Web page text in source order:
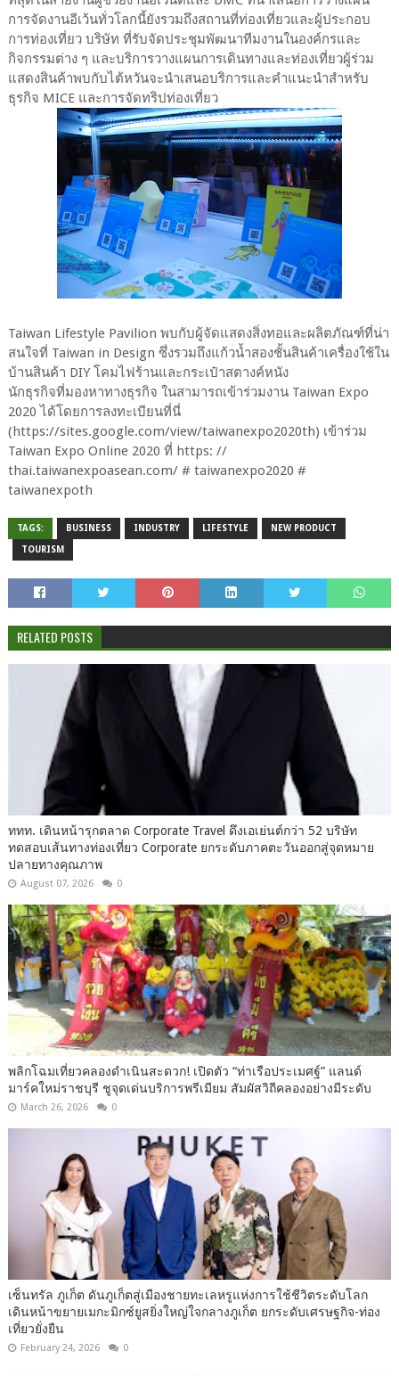
การจัดงานอีเว้นทั่วโลกนี้ยังรวมถึงสถานที่ท่องเที่ยวและผู้ประกอบ
การท่องเที่ยว บริษัท ที่รับจัดประชุมพัฒนาทีมงานในองค์กรและ
กิจกรรมต่าง ๆ และบริการวางแผนการเดินทางและท่องเที่ยวผู้ร่วม
แสดงสินค้าพบกับไต้หวันจะนำเสนอบริการและคำแนะนำสำหรับ
ธุรกิจ MICE และการจัดทริปท่องเที่ยว
Taiwan Lifestyle Pavilion พบกับผู้จัดแสดงสิ่งทอและผลิตภัณฑ์ที่น่า
สนใจที่ Taiwan in Design ซึ่งรวมถึงแก้วน้ำสองชั้นสินค้าเครื่องใช้ใน
บ้านสินค้า DIY โคมไฟร้านและกระเป๋าสตางค์หนัง
นักธุรกิจที่มองหาทางธุรกิจ ในสามารถเข้าร่วมงาน Taiwan Expo
2020 ได้โดยการลงทะเบียนที่นี่
(https://sites.google.com/view/taiwanexpo2020th) เข้าร่วม
Taiwan Expo Online 2020 ที่ https: //
thai.taiwanexpoasean.com/ # taiwanexpo2020 #
taiwanexpoth
TAGS: BUSINESS INDUSTRY LIFESTYLE NEW PRODUCT
TOURISM
RELATED POSTS
ททท. เดินหน้ารุกตลาด Corporate Travel ดึงเอเย่นต์กว่า 52 บริษัท
ทดสอบเส้นทางท่องเที่ยว Corporate ยกระดับภาคตะวันออกสู่จุดหมาย
ปลายทางคุณภาพ
August 07, 2026 0
พลิกโฉมเที่ยวคลองดำเนินสะดวก! เปิดตัว “ท่าเรือประเมศฐ์” แลนด์
มาร์คใหม่ราชบุรี ชูจุดเด่นบริการพรีเมียม สัมผัสวิถีคลองอย่างมีระดับ
March 26, 2026 0
เซ็นทรัล ภูเก็ต ดันภูเก็ตสู่เมืองชายทะเลหรูแห่งการใช้ชีวิตระดับโลก
เดินหน้าขยายเมกะมิกซ์ยูสยิ่งใหญ่ใจกลางภูเก็ต ยกระดับเศรษฐกิจ-ท่อง
เที่ยวยั่งยืน
February 24, 2026 0